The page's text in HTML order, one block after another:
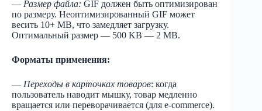
— Размер файла: GIF должен быть оптимизирован
по размеру. Неоптимизированный GIF может
весить 10+ MB, что замедляет загрузку.
Оптимальный размер — 500 KB — 2 MB.
Форматы применения:
— Переходы в карточках товаров: когда
пользователь наводит мышку, товар медленно
вращается или переворачивается (для e-commerce).